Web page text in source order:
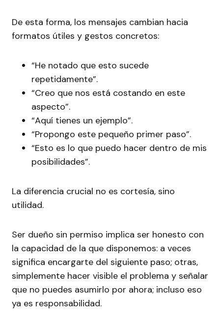
De esta forma, los mensajes cambian hacia
formatos útiles y gestos concretos:
“He notado que esto sucede
repetidamente”.
“Creo que nos está costando en este
aspecto”.
“Aquí tienes un ejemplo”.
“Propongo este pequeño primer paso”.
“Esto es lo que puedo hacer dentro de mis
posibilidades”.
La diferencia crucial no es cortesía, sino
utilidad.
Ser dueño sin permiso implica ser honesto con
la capacidad de la que disponemos: a veces
significa encargarte del siguiente paso; otras,
simplemente hacer visible el problema y señalar
que no puedes asumirlo por ahora; incluso eso
ya es responsabilidad.